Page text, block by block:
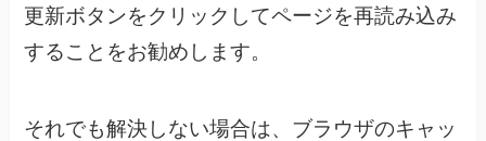
更新ボタンをクリックしてページを再読み込み
することをお勧めします。
それでも解決しない場合は、ブラウザのキャッ